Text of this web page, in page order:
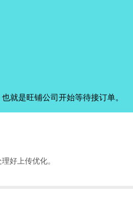
就是旺铺公司开始等待接订单。
好上传优化。